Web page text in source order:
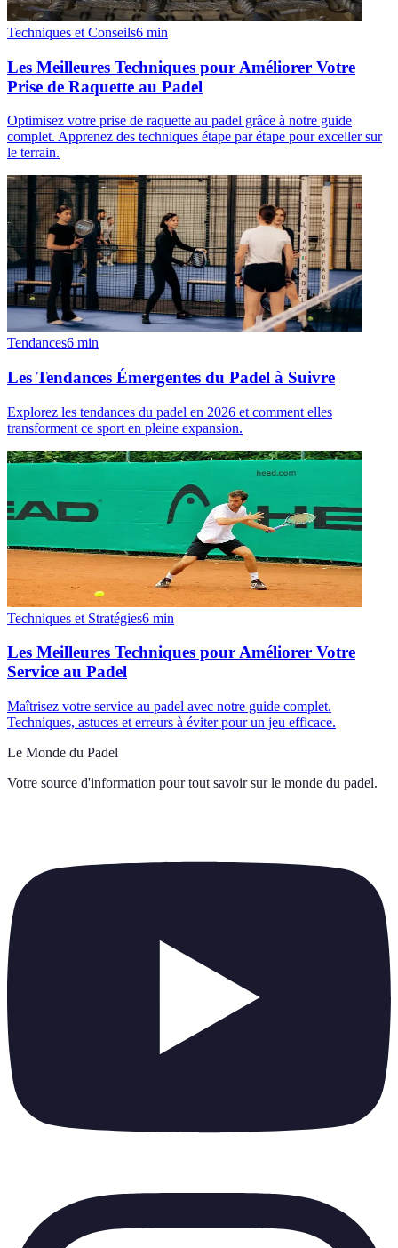
Techniques et Conseils6 min
Les Meilleures Techniques pour Améliorer Votre
Prise de Raquette au Padel
Optimisez votre prise de raquette au padel grâce à notre guide
complet. Apprenez des techniques étape par étape pour exceller sur
le terrain.
Tendances6 min
Les Tendances Émergentes du Padel à Suivre
Explorez les tendances du padel en 2026 et comment elles
transforment ce sport en pleine expansion.
Techniques et Stratégies6 min
Les Meilleures Techniques pour Améliorer Votre
Service au Padel
Maîtrisez votre service au padel avec notre guide complet.
Techniques, astuces et erreurs à éviter pour un jeu efficace.
Le Monde du Padel
Votre source d'information pour tout savoir sur le monde du padel.